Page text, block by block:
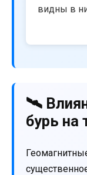
видны в
🛰️
бурь на